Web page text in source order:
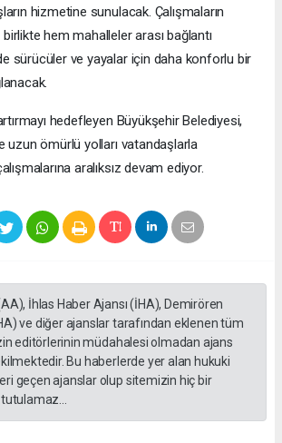
hizmetine sunulacak. Çalışmaların
hem mahalleler arası bağlantı
sürücüler ve yayalar için daha konforlu bir
hedefleyen Büyükşehir Belediyesi,
uzun ömürlü yolları vatandaşlarla
aralıksız devam ediyor.
İhlas Haber Ajansı (İHA), Demirören
ve diğer ajanslar tarafından eklenen tüm
editörlerinin müdahalesi olmadan ajans
Bu haberlerde yer alan hukuki
geçen ajanslar olup sitemizin hiç bir